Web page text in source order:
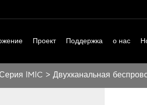
Проект Поддержка о нас
Серия lMlC > Двухканальная